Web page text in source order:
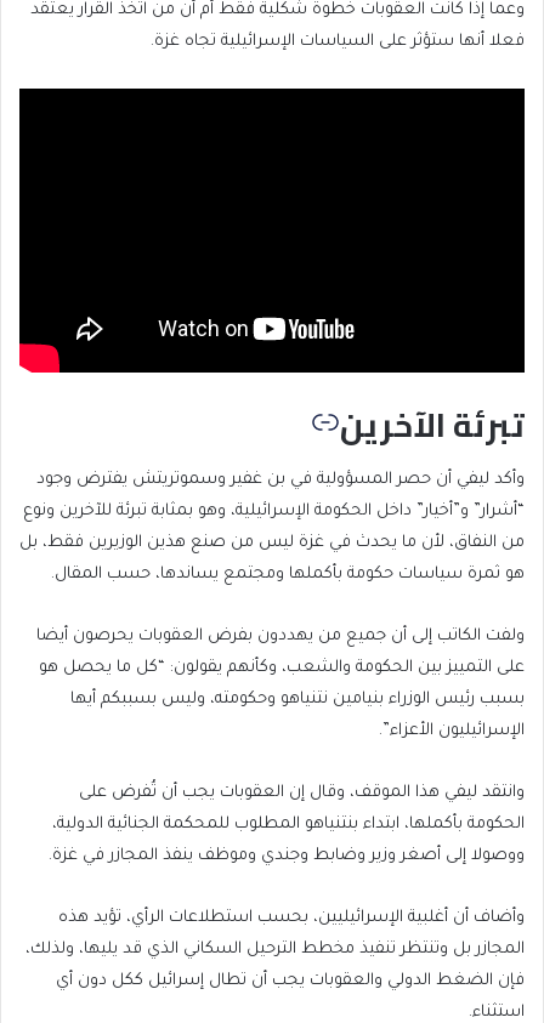
وعما إذا كانت العقوبات خطوة شكلية فقط أم أن من اتخذ القرار يعتقد
فعلا أنها ستؤثر على السياسات الإسرائيلية تجاه غزة.
تبرئة الآخرين
وأكد ليفي أن حصر المسؤولية في بن غفير وسموتريتش يفترض وجود
“أشرار” و”أخيار” داخل الحكومة الإسرائيلية، وهو بمثابة تبرئة للآخرين ونوع
من النفاق، لأن ما يحدث في غزة ليس من صنع هذين الوزيرين فقط، بل
هو ثمرة سياسات حكومة بأكملها ومجتمع يساندها، حسب المقال.
ولفت الكاتب إلى أن جميع من يهددون بفرض العقوبات يحرصون أيضا
على التمييز بين الحكومة والشعب، وكأنهم يقولون: “كل ما يحصل هو
بسبب رئيس الوزراء بنيامين نتنياهو وحكومته، وليس بسببكم أيها
الإسرائيليون الأعزاء”.
وانتقد ليفي هذا الموقف، وقال إن العقوبات يجب أن تُفرض على
الحكومة بأكملها، ابتداء بنتنياهو المطلوب للمحكمة الجنائية الدولية،
ووصولا إلى أصغر وزير وضابط وجندي وموظف ينفذ المجازر في غزة.
وأضاف أن أغلبية الإسرائيليين، بحسب استطلاعات الرأي، تؤيد هذه
المجازر بل وتنتظر تنفيذ مخطط الترحيل السكاني الذي قد يليها، ولذلك،
فإن الضغط الدولي والعقوبات يجب أن تطال إسرائيل ككل دون أي
استثناء.